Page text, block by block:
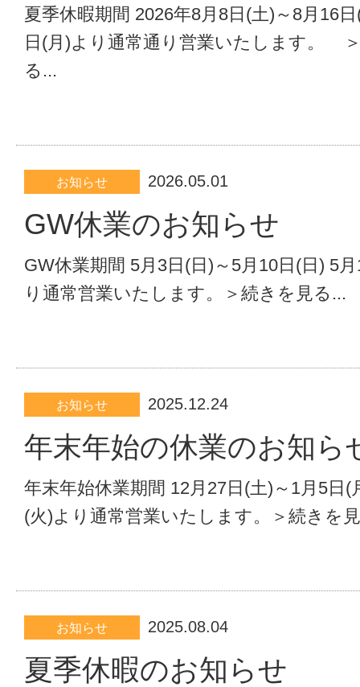
夏季休暇期間 2026年8月8日(土)～8月16
日(月)より通常通り営業いたします。
る...
お知らせ 2026.05.01
GW休業のお知らせ
GW休業期間 5月3日(日)～5月10日(日) 5
り通常営業いたします。＞続きを見る...
お知らせ 2025.12.24
年末年始の休業のお知ら
年末年始休業期間 12月27日(土)～1月5日(
(火)より通常営業いたします。＞続きを
お知らせ 2025.08.04
夏季休暇のお知らせ